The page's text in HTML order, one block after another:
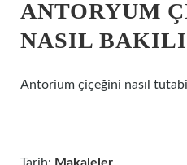
ANTORYUM
NASIL
Antorium çiçeğini nasıl